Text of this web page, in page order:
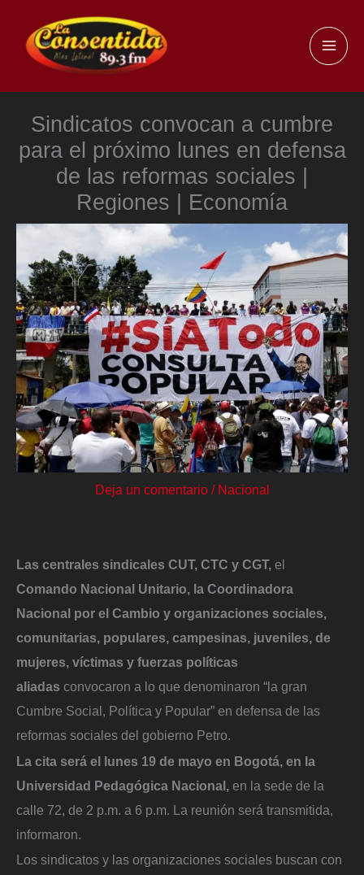
contenido
Sindicatos convocan a cumbre
para el próximo lunes en defensa
de las reformas sociales |
Regiones | Economía
Deja un comentario / Nacional
Las centrales sindicales CUT, CTC y CGT, el
Comando Nacional Unitario, la Coordinadora
Nacional por el Cambio y organizaciones sociales,
comunitarias, populares, campesinas, juveniles, de
mujeres, víctimas y fuerzas políticas
aliadas convocaron a lo que denominaron “la gran
Cumbre Social, Política y Popular” en defensa de las
reformas sociales del gobierno Petro.
La cita será el lunes 19 de mayo en Bogotá, en la
Universidad Pedagógica Nacional, en la sede de la
calle 72, de 2 p.m. a 6 p.m. La reunión será transmitida,
informaron.
Los sindicatos y las organizaciones sociales buscan con